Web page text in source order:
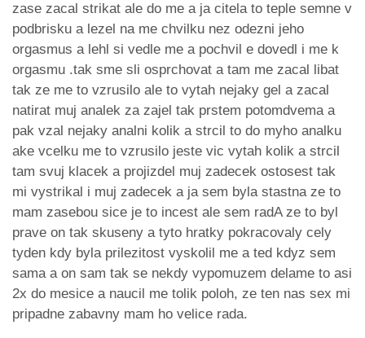
zase zacal strikat ale do me a ja citela to teple semne v
podbrisku a lezel na me chvilku nez odezni jeho
orgasmus a lehl si vedle me a pochvil e dovedl i me k
orgasmu .tak sme sli osprchovat a tam me zacal libat
tak ze me to vzrusilo ale to vytah nejaky gel a zacal
natirat muj analek za zajel tak prstem potomdvema a
pak vzal nejaky analni kolik a strcil to do myho analku
ake vcelku me to vzrusilo jeste vic vytah kolik a strcil
tam svuj klacek a projizdel muj zadecek ostosest tak
mi vystrikal i muj zadecek a ja sem byla stastna ze to
mam zasebou sice je to incest ale sem radA ze to byl
prave on tak skuseny a tyto hratky pokracovaly cely
tyden kdy byla prilezitost vyskolil me a ted kdyz sem
sama a on sam tak se nekdy vypomuzem delame to asi
2x do mesice a naucil me tolik poloh, ze ten nas sex mi
pripadne zabavny mam ho velice rada.